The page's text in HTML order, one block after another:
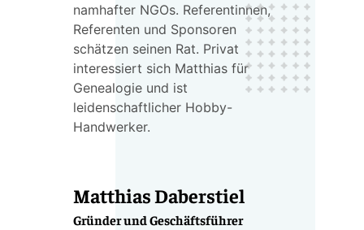
namhafter NGOs. Referentinnen,
Referenten und Sponsoren
schätzen seinen Rat. Privat
interessiert sich Matthias für
Genealogie und ist
leidenschaftlicher Hobby-
Handwerker.
Matthias Daberstiel
Gründer und Geschäftsführer